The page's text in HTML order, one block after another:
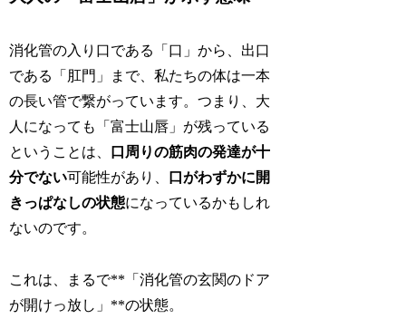
消化管の入り口である「口」から、出口
である「肛門」まで、私たちの体は一本
の長い管で繋がっています。つまり、大
人になっても「富士山唇」が残っている
ということは、
口周りの筋肉の発達が十
分でない可能性があり、
口がわずかに開
きっぱなしの状態になっているかもしれ
ないのです。
これは、まるで**「消化管の玄関のドア
が開けっ放し」**の状態。